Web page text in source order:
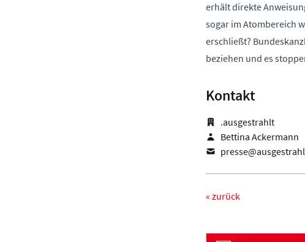
erhält direkte
sogar im Atombereich
erschließt?
beziehen und es
Kontakt
.ausgestrahlt
Bettina Ackermann
« zurück